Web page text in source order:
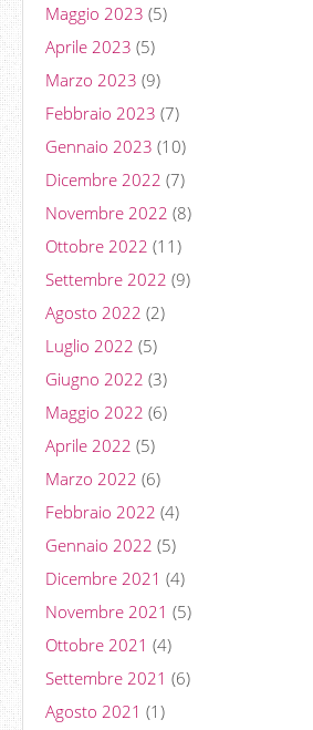
Maggio 2023 (5)
Aprile 2023 (5)
Marzo 2023 (9)
Febbraio 2023 (7)
Gennaio 2023 (10)
Dicembre 2022 (7)
Novembre 2022 (8)
Ottobre 2022 (11)
Settembre 2022 (9)
Agosto 2022 (2)
Luglio 2022 (5)
Giugno 2022 (3)
Maggio 2022 (6)
Aprile 2022 (5)
Marzo 2022 (6)
Febbraio 2022 (4)
Gennaio 2022 (5)
Dicembre 2021 (4)
Novembre 2021 (5)
Ottobre 2021 (4)
Settembre 2021 (6)
Agosto 2021 (1)